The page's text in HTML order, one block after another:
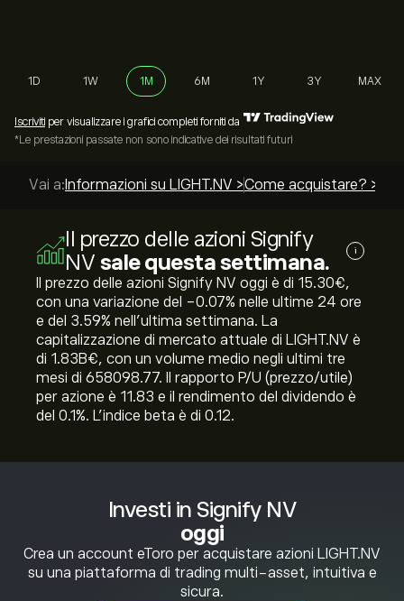
Investi in Signify NV
oggi
Crea un account eToro per acquistare azioni LIGHT.NV
su una piattaforma di trading multi-asset, intuitiva e
sicura.
1D 1W 1M 6M 1Y 3Y MAX
Iscriviti per visualizzare i grafici completi forniti da
*Le prestazioni passate non sono indicative dei risultati futuri
Vai a: Informazioni su LIGHT.NV >Come acquistare? >
Il prezzo delle azioni Signify
NV sale questa settimana. i
Il prezzo delle azioni Signify NV oggi è di 15.30‎€‎,
con una variazione del ‎-0.07‎% nelle ultime 24 ore
e del ‎3.59‎% nell'ultima settimana. La
capitalizzazione di mercato attuale di LIGHT.NV è
di 1.83B‎€‎, con un volume medio negli ultimi tre
mesi di 658098.77. Il rapporto P/U (prezzo/utile)
per azione è 11.83 e il rendimento del dividendo è
del 0.1%. L'indice beta è di 0.12.